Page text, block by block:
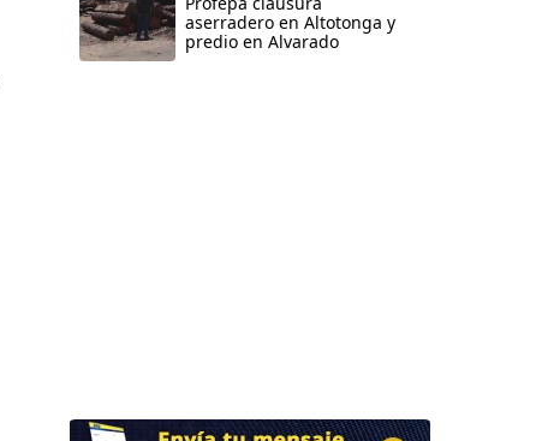
aserradero en Altotonga y
predio en Alvarado